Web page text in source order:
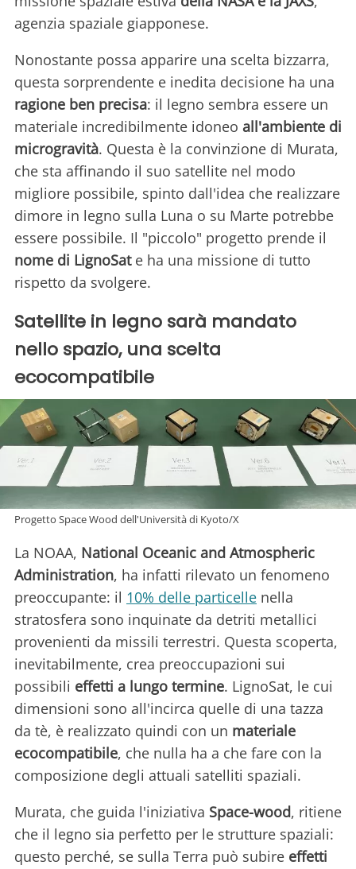
agenzia spaziale giapponese.
Nonostante possa apparire una scelta bizzarra,
questa sorprendente e inedita decisione ha una
ragione ben precisa: il legno sembra essere un
materiale incredibilmente idoneo all'ambiente di
microgravità. Questa è la convinzione di Murata,
che sta affinando il suo satellite nel modo
migliore possibile, spinto dall'idea che realizzare
dimore in legno sulla Luna o su Marte potrebbe
essere possibile. Il "piccolo" progetto prende il
nome di LignoSate ha una missione di tutto
rispetto da svolgere.
Satellite in legno sarà mandato
nello spazio, una scelta
ecocompatibile
Progetto Space Wood dell'Università di Kyoto/X
La NOAA, National Oceanic and Atmospheric
Administration, ha infatti rilevato un fenomeno
preoccupante: il 10% delle particelle nella
stratosfera sono inquinate da detriti metallici
provenienti da missili terrestri. Questa scoperta,
inevitabilmente, crea preoccupazioni sui
possibili effetti a lungo termine. LignoSat, le cui
dimensioni sono all'incirca quelle di una tazza
da tè, è realizzato quindi con un materiale
ecocompatibile, che nulla ha a che fare con la
composizione degli attuali satelliti spaziali.
Murata, che guida l'iniziativa Space-wood, ritiene
che il legno sia perfetto per le strutture spaziali:
questo perché, se sulla Terra può subire effetti